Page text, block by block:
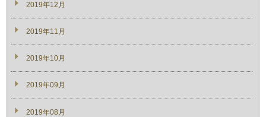
2019年12月
2019年11月
2019年10月
2019年09月
2019年08月